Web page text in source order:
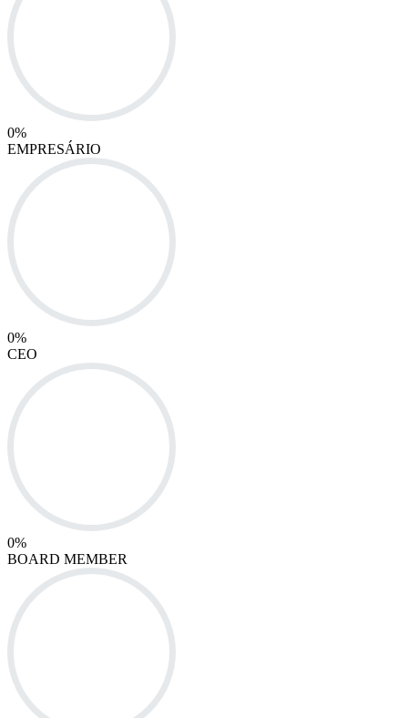
0%
EMPRESÁRIO
0%
CEO
0%
BOARD MEMBER